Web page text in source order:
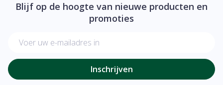
Blijf op de hoogte van nieuwe producten en
promoties
Inschrijven